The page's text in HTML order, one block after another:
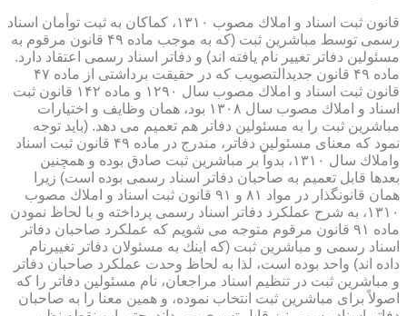
قانون ثبت اسناد و املاك مصوب ۱۳۱۰، كماكان به ثبت توأمان اسناد
رسمی توسط مباشرین ثبت (كه به موجب ماده ۴۹ قانون مرقوم به
مسئولین دفاتر تغییر نام یافته اند) و دفاتر اسناد رسمی اعتقاد دارد.
ماده ۴۹ قانون جدیدالتصویب كه در حقیقت برداشتی از ماده ۴۷
قانون ثبت اسناد و املاك مصوب سال ۱۲۹۰ و ماده ۱۴۲ قانون ثبت
اسناد و املاك مصوب سال ۱۳۰۸ بود، همان وظایف و اختیارات
مباشرین ثبت را به مسئولین دفاتر هم تعمیم می دهد. (باید توجه
نمود كه معنای مسئولین دفاتر، مندرج در ماده ۴۹ قانون ثبت اسناد
واملاك سال ۱۳۱۰، بدواً بر مباشرین ثبت صادق بوده و همچنین
بعدها قابل تعمیم به صاحبان دفاتر اسناد رسمی بوده است) زیرا
همان قانونگذار در مواد ۸۱ و ۹۱ قانون ثبت اسناد و املاك مصوب
۱۳۱۰، به شرح عملكرد دفاتر اسناد رسمی پرداخته و با لحاظ نمودن
ماده ۹۱ قانون مرقوم متوجه می شویم كه عملكرد صاحبان دفاتر
اسناد رسمی و مباشرین ثبت (كه اینك به مسئولان دفاتر تغییرنام
داده اند) واحد بوده است، لذا به لحاظ وحدت عملكرد صاحبان دفاتر
و مباشرین ثبت در تنظیم اسناد مراجعان، نام مسئولین دفاتر را كه
اصولاً برای مباشرین ثبت انتخاب نموده، و همین معنا را به صاحبان